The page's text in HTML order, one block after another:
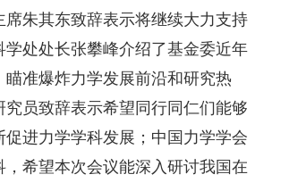
朱其东致辞表示将继续大力支持
处处长张攀峰介绍了基金委近年
准爆炸力学发展前沿和研究热
员致辞表示希望同行同仁们能够
进力学学科发展；中国力学学会
希望本次会议能深入研讨我国在